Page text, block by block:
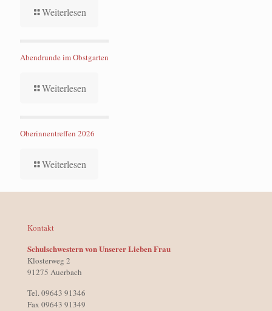
Weiterlesen
Abendrunde im Obstgarten
Weiterlesen
Oberinnentreffen 2026
Weiterlesen
Kontakt
Schulschwestern von Unserer Lieben Frau
Klosterweg 2
91275 Auerbach
Tel. 09643 91346
Fax 09643 91349